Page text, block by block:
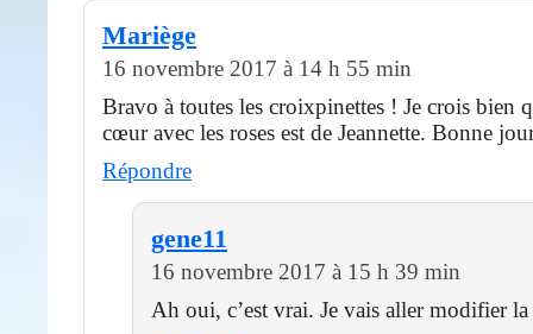
Mariège
16 novembre 2017 à 14 h 55 min
Bravo à toutes les croixpinettes ! Je crois bien
cœur avec les roses est de Jeannette. Bonne
Répondre
gene11
16 novembre 2017 à 15 h 39 min
Ah oui, c’est vrai. Je vais aller modifier